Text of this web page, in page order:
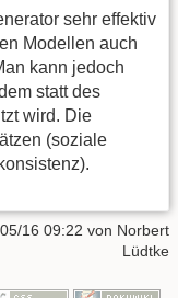
sehr effektiv
Modellen auch
kann jedoch
statt des
wird. Die
(soziale
16 09:22 von Norbert
Lüdtke